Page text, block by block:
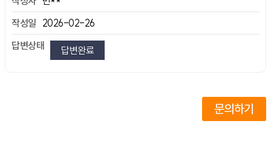
2026-02-26
답변완료
문의하기